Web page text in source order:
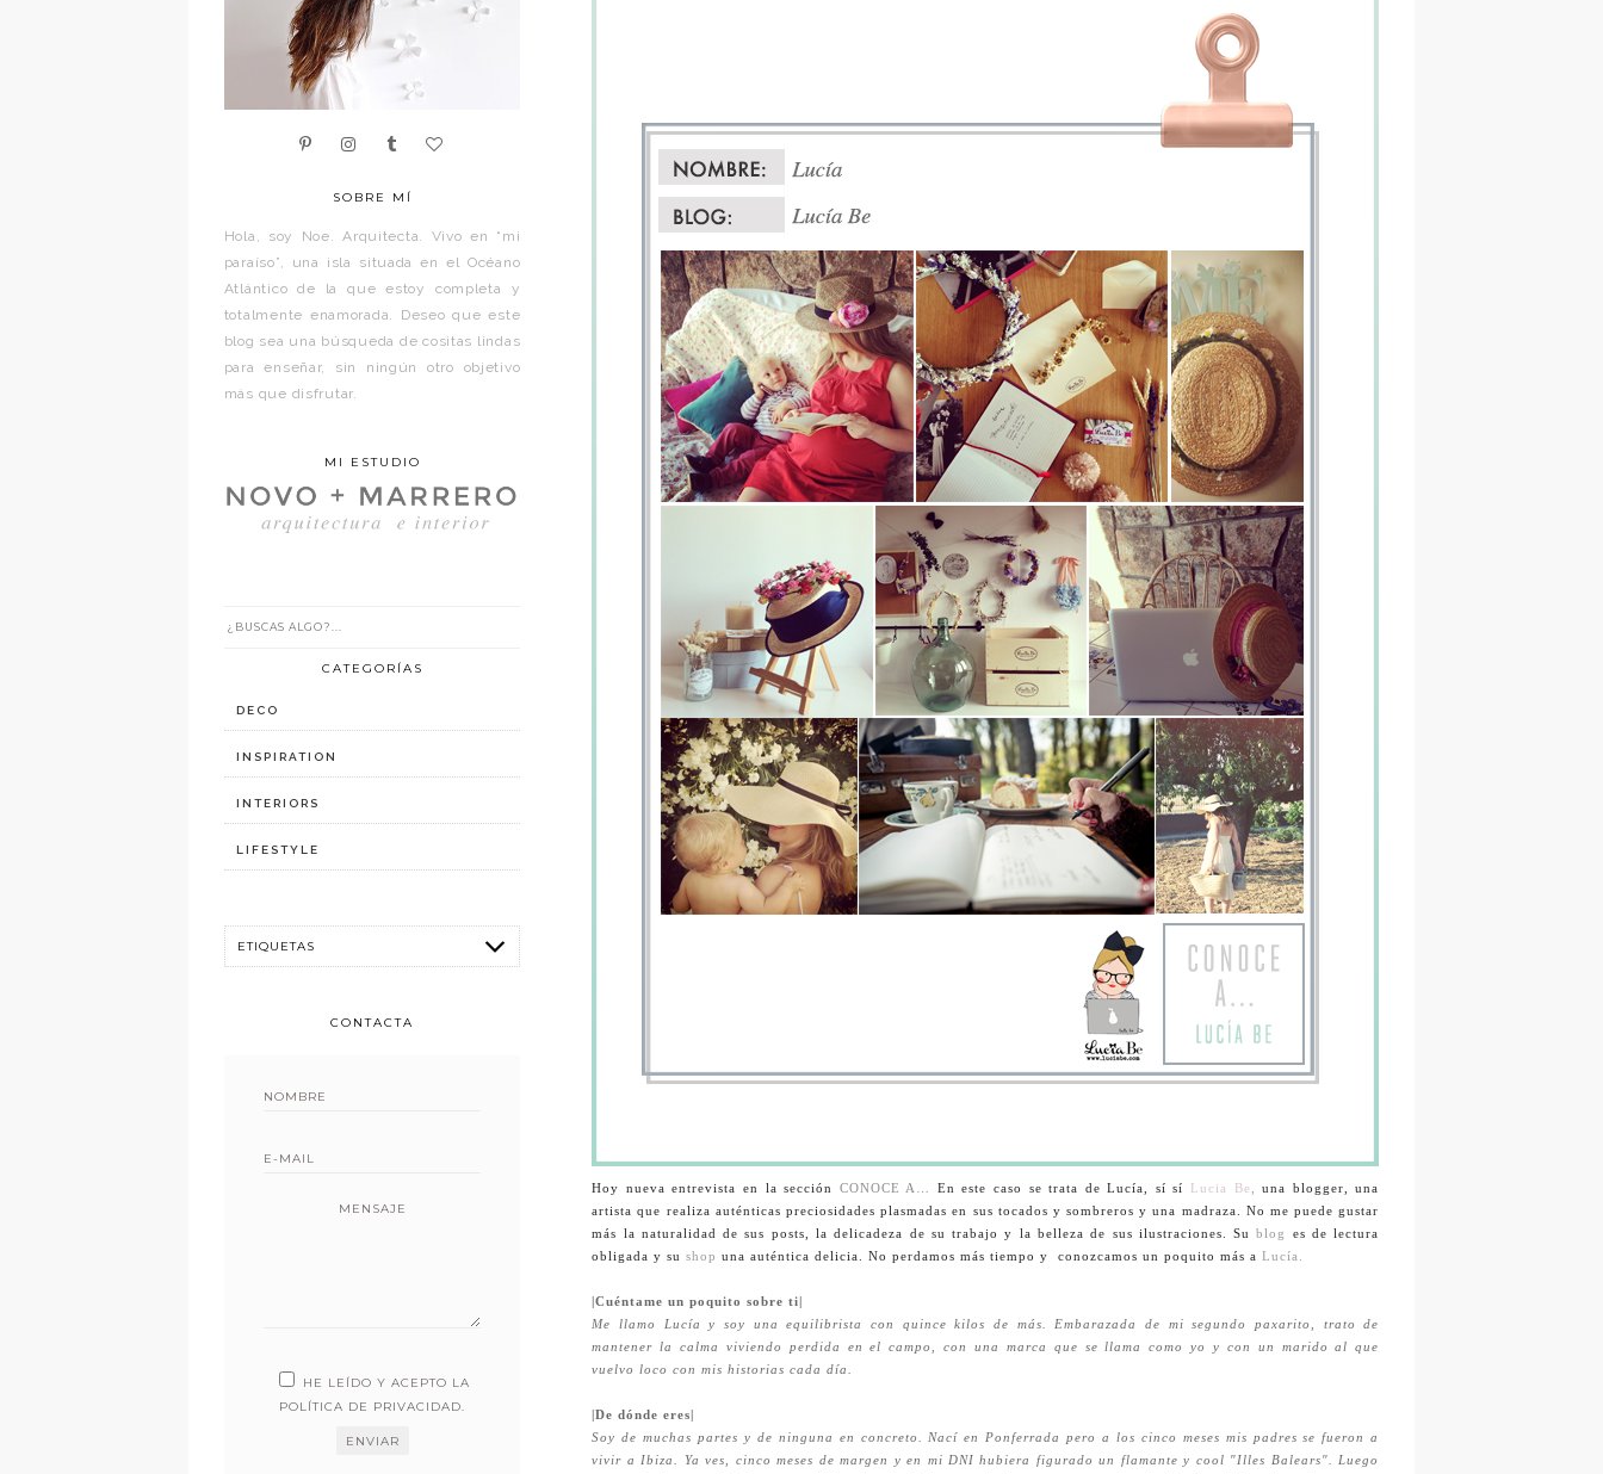
Hoy nueva entrevista en la sección CONOCE A… En este caso se trata de Lucía, sí sí Lucia Be
una blogger, una
artista que realiza auténticas preciosidades plasmadas en sus tocados y sombreros y una madraza. No me puede gustar
más la naturalidad de sus posts, la delicadeza de su trabajo y la belleza de sus ilustraciones. Sublog
es de lectura
obligada y sushopuna auténtica delicia.No perdamos más tiempo y conozcamos un poquito más a Lucía.
|Cuéntame un poquito sobre ti|
Me llamo Lucía y soy una equilibrista con quince kilos de más. Embarazada de mi segundo paxarito, trato de
mantener la calma viviendo perdida en el campo, con una marca que se llama como yo y con un marido al que
vuelvo loco con mis historias cada día.
|De dónde eres|
Soy de muchas partes y de ninguna en concreto. Nací en Ponferrada pero a los cinco meses mis padres se fueron a
vivir a Ibiza. Ya ves, cinco meses de margen y en mi DNI hubiera figurado un flamante y cool "Illes Balears". Luego
SOBRE MÍ
Hola, soy Noe. Arquitecta. Vivo en “mi
paraíso”, una isla situada en el Océano
Atlántico de la que estoy completa y
totalmente enamorada. Deseo que este
blog sea una búsqueda de cositas lindas
para enseñar, sin ningún otro objetivo
más que disfrutar.
MI ESTUDIO
CATEGORÍAS
DECO
INSPIRATION
INTERIORS
LIFESTYLE
CONTACTA
MENSAJE
HE LEÍDO Y ACEPTO LA
POLÍTICA DE PRIVACIDAD.